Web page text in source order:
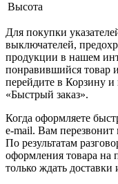
Высота
Для покупки
выключателей,
продукции в нашем
понравившийся товар
перейдите в Корзину
«Быстрый заказ».
Когда оформляете
e-mail. Вам перезвонит
По результатам
оформления товара на
только ждать доставки